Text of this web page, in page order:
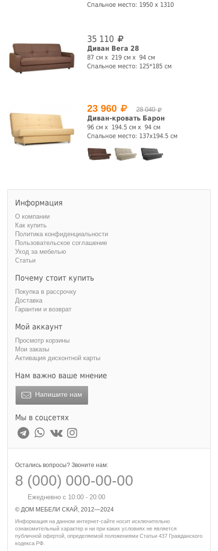
Спальное место: 1950 x 1310
35 110
Диван Вега 28
87 см 219 см
94 см
Спальное место: 125*185 см
23 960 28 040
Диван-кровать Барон
96 см 194.5 см
94 см
Спальное место: 137х194.5 см
Информация
О компании
Как купить
Политика конфиденциальности
Пользовательское соглашение
Уход за мебелью
Статьи
Почему стоит купить
Покупка в рассрочку
Доставка
Гарантии и возврат
Мой аккаунт
Просмотр корзины
Мои заказы
Активация дисконтной карты
Нам важно ваше мнение
Напишите нам
Мы в соцсетях
Остались вопросы? Звоните нам:
8 (000) 000-00-00
Ежедневно с 10:00 - 20:00
© ДОМ МЕБЕЛИ СКАЙ, 2012—2024
Информация на данном интернет-сайте носит исключительно
ознакомительный характер и ни при каких условиях не является
публичной офертой, определяемой положениями Статьи 437 Гражданского
кодекса РФ.